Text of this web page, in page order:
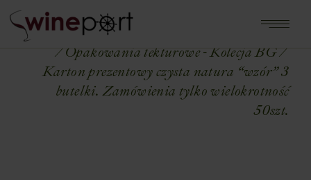
Home Shop
OPAKOWANIA NA WINA
Opakowania tekturowe - Kolecja BG
Karton prezentowy czysta natura “wzór” 3
butelki. Zamówienia tylko wielokrotność
50szt.